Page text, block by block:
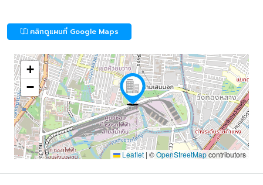
คลิกดูแผนที่ Google Maps
+
−
Leaflet | ©OpenStreetMapcontributors